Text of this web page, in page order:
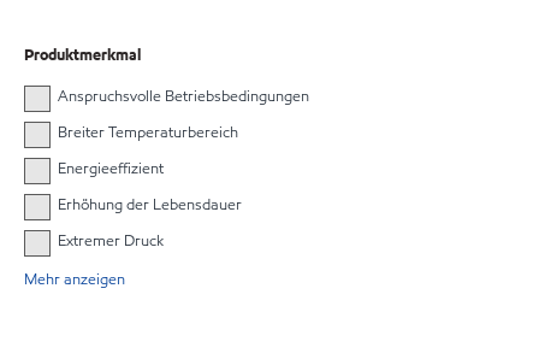
Produktmerkmal
Anspruchsvolle Betriebsbedingungen
Breiter Temperaturbereich
Energieeffizient
Erhöhung der Lebensdauer
Extremer Druck
Mehr anzeigen